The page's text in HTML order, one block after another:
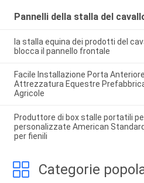
Pannelli della stalla del
la stalla equina dei prodotti del
blocca il pannello frontale
Facile Installazione Porta
Attrezzatura Equestre
Agricole
Produttore di box stalle portatili
personalizzate American
per fienili
Categorie